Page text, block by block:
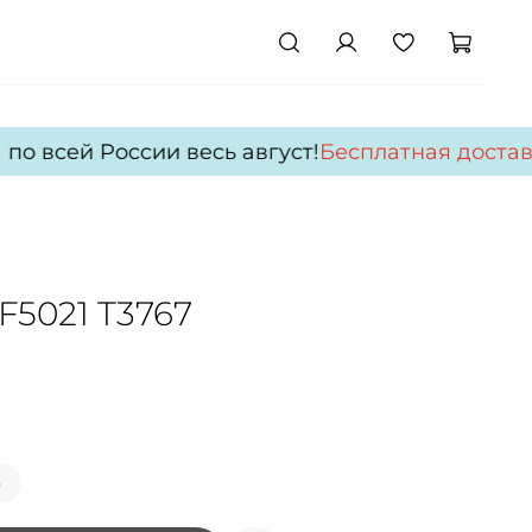
всей России весь август!Бесплатная
T3767